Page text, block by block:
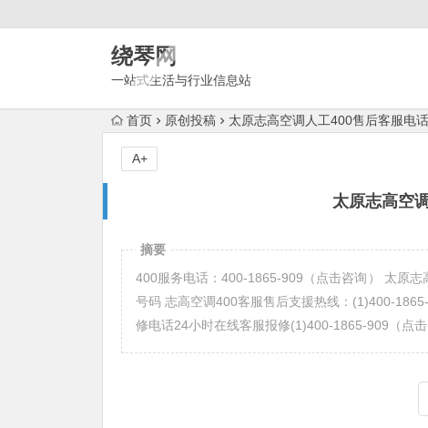
绕琴网
一站式生活与行业信息站
首页 原创投稿 太原志高空调人工400售后客服电话
太原志高空
A+
摘要
400服务电话：400-1865-909（点击咨询） 太原
号码 志高空调400客服售后支援热线：(1)400-
修电话24小时在线客服报修(1)400-1865-909（点